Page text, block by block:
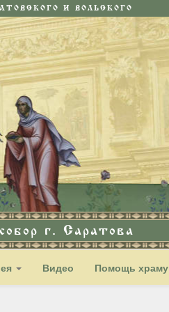
И ВОЛЬСКОГО
г. Саратова
Видео Помощь храму